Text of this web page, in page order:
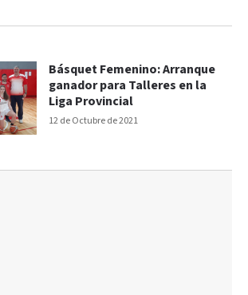
12 de Octubre de 2021
Básquet Femenino: Arranque
ganador para Talleres en la
Liga Provincial